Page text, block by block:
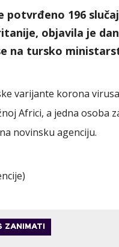
potvrđeno 196
objavila je
na tursko
varijante korona
Africi, a jedna osoba
novinsku agenciju.
ZANIMATI